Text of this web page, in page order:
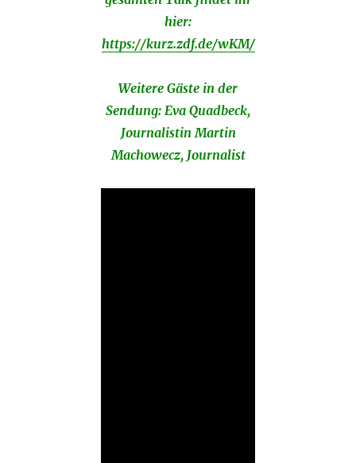
hier:
https://kurz.zdf.de/wKM/
Weitere Gäste in der
Sendung: Eva Quadbeck,
Journalistin Martin
Machowecz, Journalist